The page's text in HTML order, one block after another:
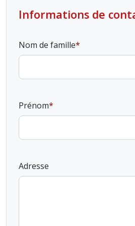
Informations de
Nom de famille
Prénom
Adresse